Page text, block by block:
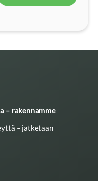
– rakennamme
– jatketaan